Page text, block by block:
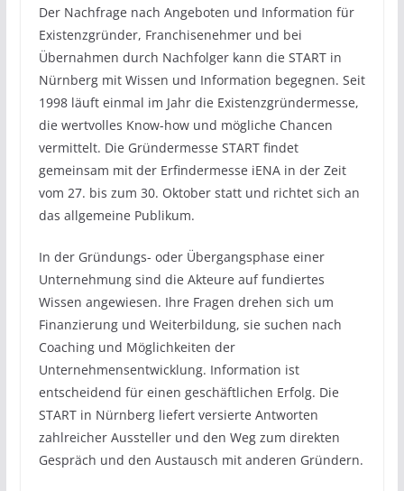
Der Nachfrage nach Angeboten und Information für
Existenzgründer, Franchisenehmer und bei
Übernahmen durch Nachfolger kann die START in
Nürnberg mit Wissen und Information begegnen. Seit
1998 läuft einmal im Jahr die Existenzgründermesse,
die wertvolles Know-how und mögliche Chancen
vermittelt. Die Gründermesse START findet
gemeinsam mit der Erfindermesse iENA in der Zeit
vom 27. bis zum 30. Oktober statt und richtet sich an
das allgemeine Publikum.
In der Gründungs- oder Übergangsphase einer
Unternehmung sind die Akteure auf fundiertes
Wissen angewiesen. Ihre Fragen drehen sich um
Finanzierung und Weiterbildung, sie suchen nach
Coaching und Möglichkeiten der
Unternehmensentwicklung. Information ist
entscheidend für einen geschäftlichen Erfolg. Die
START in Nürnberg liefert versierte Antworten
zahlreicher Aussteller und den Weg zum direkten
Gespräch und den Austausch mit anderen Gründern.